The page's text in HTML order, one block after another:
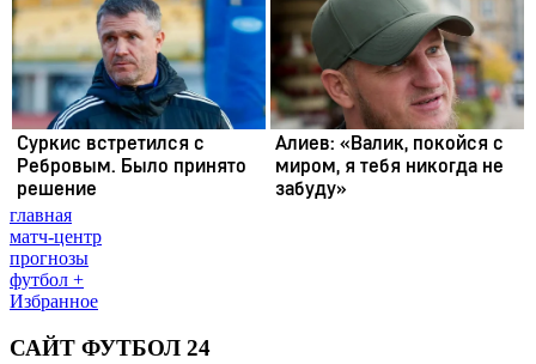
главная
матч-центр
прогнозы
футбол +
Избранное
САЙТ ФУТБОЛ 24